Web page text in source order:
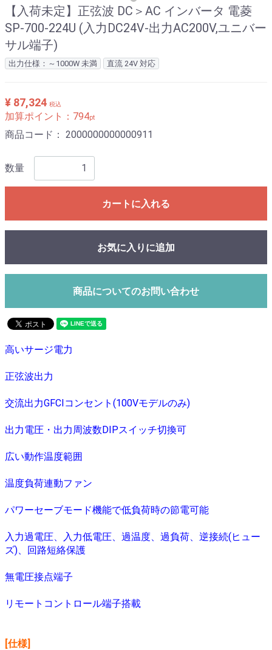
【入荷未定】正弦波 DC＞AC インバータ 電菱
SP-700-224U (入力DC24V-出力AC200V,ユニバー
サル端子)
出力仕様：～1000W 未満 直流 24V 対応
¥ 87,324 税込
加算ポイント： 794pt
商品コード： 2000000000000911
数量
カートに入れる
お気に入りに追加
商品についてのお問い合わせ
高いサージ電力
正弦波出力
交流出力GFCIコンセント(100Vモデルのみ)
出力電圧・出力周波数DIPスイッチ切換可
広い動作温度範囲
温度負荷連動ファン
パワーセーブモード機能で低負荷時の節電可能
入力過電圧、入力低電圧、過温度、過負荷、逆接続(ヒュー
ズ)、回路短絡保護
無電圧接点端子
リモートコントロール端子搭載
[仕様]